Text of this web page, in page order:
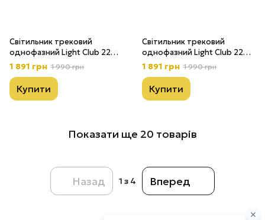
Світильник трековий
однофазний Light Club 220V
Ø75mm 24w 4000К чорний
поворотний LС4-209С-24BK
1 891 грн 1 990 грн
Купити
Світильник трековий
однофазний Light Club 220V
Ø75mm 24w 4000К білий
поворотний LС4-
209С-24WH
1 891 грн 1 990 грн
Купити
Показати ще 20 товарів
Назад 1 з 4 Вперед